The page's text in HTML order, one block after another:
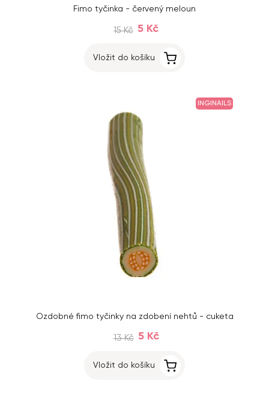
Fimo tyčinka - červený meloun
15 Kč 5 Kč
Vložit do košíku
INGINAILS
Ozdobné fimo tyčinky na zdobení nehtů - cuketa
13 Kč 5 Kč
Vložit do košíku